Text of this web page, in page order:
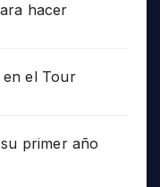
hacer
en el Tour
primer año